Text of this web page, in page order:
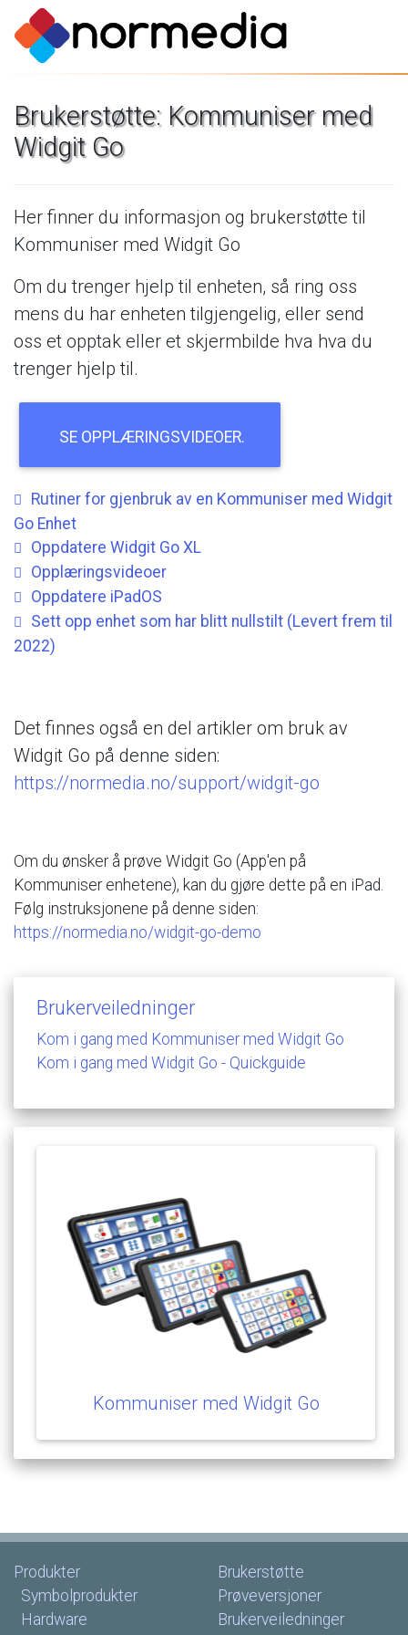
Brukerstøtte: Kommuniser med
Widgit Go
Her finner du informasjon og brukerstøtte til
Kommuniser med Widgit Go
Om du trenger hjelp til enheten, så ring oss
mens du har enheten tilgjengelig, eller send
oss et opptak eller et skjermbilde hva hva du
trenger hjelp til.
SE OPPLÆRINGSVIDEOER.
Rutiner for gjenbruk av en Kommuniser med Widgit
Go Enhet
Oppdatere Widgit Go XL
Opplæringsvideoer
Oppdatere iPadOS
Sett opp enhet som har blitt nullstilt (Levert frem til
2022)
Det finnes også en del artikler om bruk av
Widgit Go på denne siden:
https://normedia.no/support/widgit-go
Om du ønsker å prøve Widgit Go (App'en på
Kommuniser enhetene), kan du gjøre dette på en iPad.
Følg instruksjonene på denne siden:
https://normedia.no/widgit-go-demo
Brukerveiledninger
Kom i gang med Kommuniser med Widgit Go
Kom i gang med Widgit Go - Quickguide
Kommuniser med Widgit Go
Produkter
Symbolprodukter
Hardware
Brukerstøtte
Prøveversjoner
Brukerveiledninger